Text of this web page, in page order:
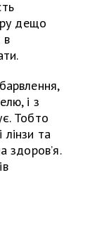
дещо
в
і з
Тобто
та
здоров’я.